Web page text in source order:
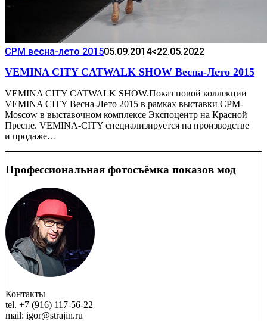
CPM весна-лето 201505.09.2014<22.05.2022
VEMINA CITY CATWALK SHOW Весна-Лето 2015
VEMINA CITY CATWALK SHOW.Показ новой коллекции
VEMINA CITY Весна-Лето 2015 в рамках выставки CPM-
Moscow в выставочном комплексе Экспоцентр на Красной
Пресне. VEMINA-CITY специализируется на производстве
и продаже…
Профессиональная фотосъёмка показов мод
Контакты
tel. +7 (916) 117-56-22
mail: igor@strajin.ru